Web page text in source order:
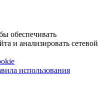
обеспечивать
и анализировать сетевой
использования